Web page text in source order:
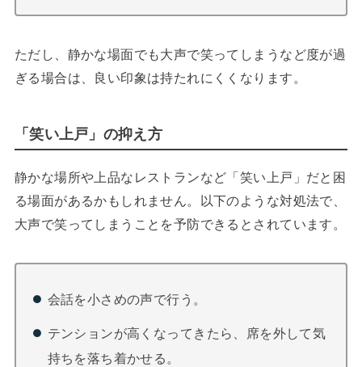
ただし、静かな場面でも大声で笑ってしまうなど度が過
ぎる場合は、良い印象は持たれにくくなります。
「笑い上戸」の抑え方
静かな場所や上品なレストランなど「笑い上戸」だと困
る場面があるかもしれません。以下のような対処法で、
大声で笑ってしまうことを予防できるとされています。
会話を小さめの声で行う。
テンションが高くなってきたら、席を外して気
持ちを落ち着かせる。